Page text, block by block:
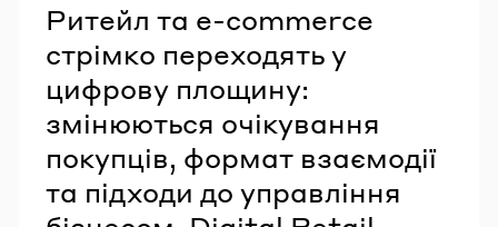
Ритейл та e-commerce
стрімко переходять у
цифрову площину:
змінюються очікування
покупців, формат взаємодії
та підходи до управління